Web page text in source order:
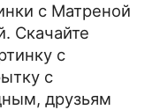
с Матреной
Скачайте
с
с
друзьям